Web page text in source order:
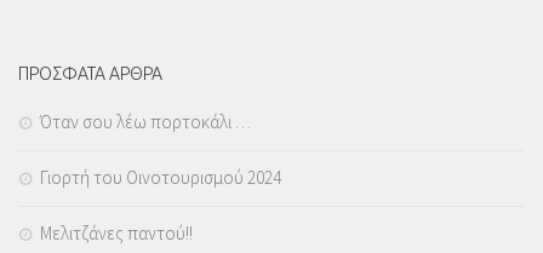
ΠΡΟΣΦΑΤΑ ΑΡΘΡΑ
Όταν σου λέω πορτοκάλι …
Γιορτή του Οινοτουρισμού 2024
Μελιτζάνες παντού!!